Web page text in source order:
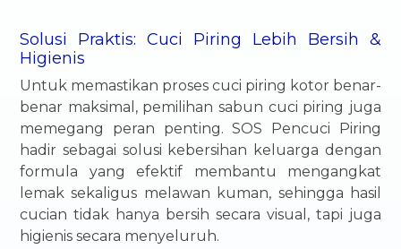
Solusi Praktis: Cuci Piring Lebih Bersih &
Higienis
Untuk memastikan proses cuci piring kotor benar-
benar maksimal, pemilihan sabun cuci piring juga
memegang peran penting. SOS Pencuci Piring
hadir sebagai solusi kebersihan keluarga dengan
formula yang efektif membantu mengangkat
lemak sekaligus melawan kuman, sehingga hasil
cucian tidak hanya bersih secara visual, tapi juga
higienis secara menyeluruh.